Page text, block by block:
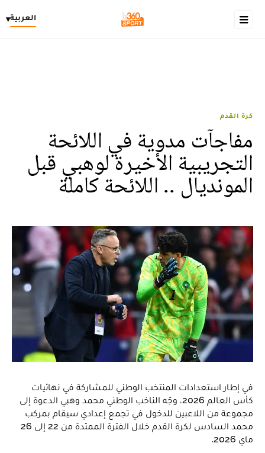
العربية▾
كرة القدم
مفاجآت مدوية في اللائحة
التجريبية الأخيرة لوهبي قبل
المونديال .. اللائحة كاملة
في إطار استعدادات المنتخب الوطني للمشاركة في نهائيات
كأس العالم 2026، وجّه الناخب الوطني محمد وهبي الدعوة إلى
مجموعة من اللاعبين للدخول في تجمع إعدادي سيقام بمركب
محمد السادس لكرة القدم خلال الفترة الممتدة من 22 إلى 26
ماي 2026.